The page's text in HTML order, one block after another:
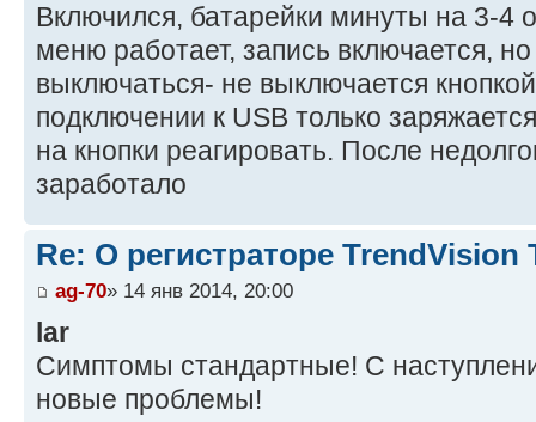
Включился, батарейки минуты на 3-4
меню работает, запись включается,
выключаться- не выключается
подключении к USB только
на кнопки реагировать. После
заработало
Re: О регистраторе TrendVision
ag-70» 14 янв 2014, 20:00
lar
Симптомы стандартные! С
новые проблемы!